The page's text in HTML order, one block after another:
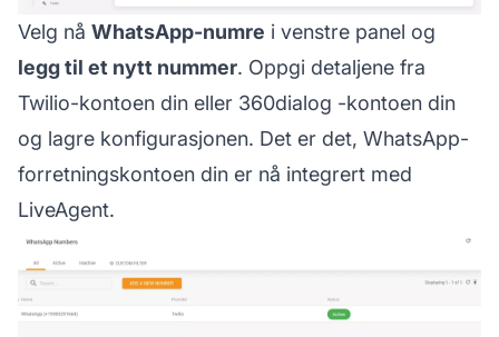
Velg nå WhatsApp-numre i venstre panel og
legg til et nytt nummer. Oppgi detaljene fra
Twilio-kontoen din eller 360dialog -kontoen din
og lagre konfigurasjonen. Det er det, WhatsApp-
forretningskontoen din er nå integrert med
LiveAgent.